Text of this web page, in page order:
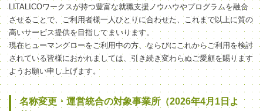
LITALICOワークスが持つ豊富な就職支援ノウハウやプログラムを融合
させることで、ご利用者様一人ひとりに合わせた、これまで以上に質の
高いサービス提供を目指してまいります。
現在ヒューマングローをご利用中の方、ならびにこれからご利用を検討
されている皆様におかれましては、引き続き変わらぬご愛顧を賜ります
ようお願い申し上げます。
名称変更・運営統合の対象事業所（2026年4月1日よ